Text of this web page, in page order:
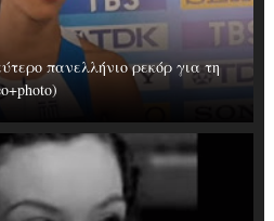
πανελλήνιο ρεκόρ για τη